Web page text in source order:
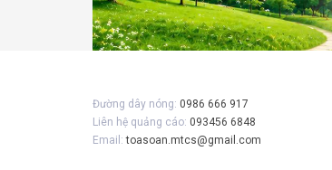
Đường dây nóng: 0986 666 917
Liên hệ quảng cáo: 093456 6848
Email:toasoan.mtcs@gmail.com